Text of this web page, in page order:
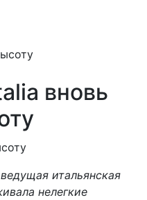
вновь
итальянская
нелегкие